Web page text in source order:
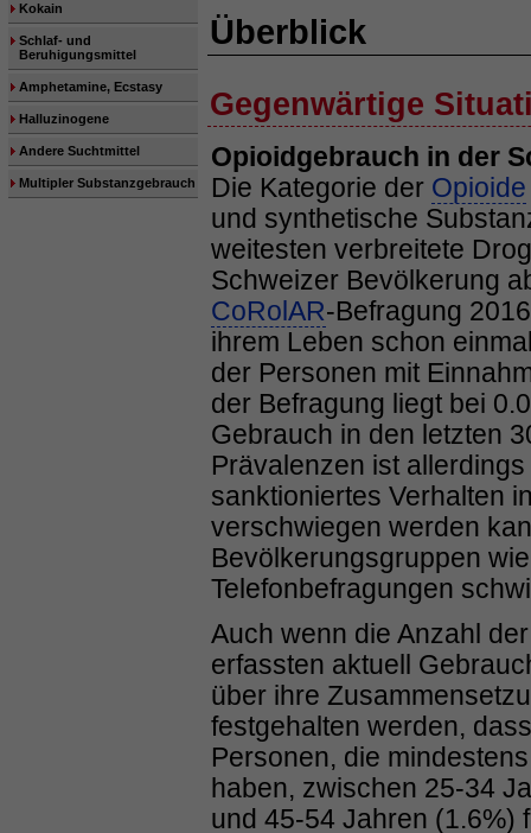
Kokain
Schlaf- und
Beruhigungsmittel
Amphetamine, Ecstasy
Halluzinogene
Andere Suchtmittel
Multipler Substanzgebrauch
Überblick
Gegenwärtige
Opioidgebrauch in der
Die Kategorie der Opioide
und synthetische
weitesten verbreitete
Schweizer Bevölkerung
CoRolAR-Befragung
ihrem Leben schon
der Personen mit
der Befragung liegt bei
Gebrauch in den letzten
Prävalenzen ist
sanktioniertes Verhalten
verschwiegen werden
Bevölkerungsgruppen
Telefonbefragungen
Auch wenn die Anzahl
erfassten aktuell
über ihre
festgehalten werden,
Personen, die
haben, zwischen 25-34
und 45-54 Jahren (1.6%)